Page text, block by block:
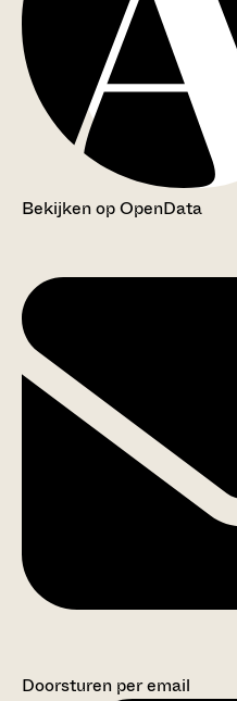
Bekijken op OpenData
Doorsturen per email